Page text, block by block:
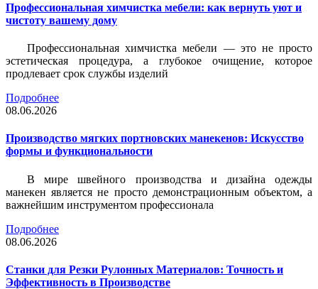
Профессиональная химчистка мебели: как вернуть уют и
чистоту вашему дому
Профессиональная химчистка мебели — это не просто
эстетическая процедура, а глубокое очищение, которое
продлевает срок службы изделий
Подробнее
08.06.2026
Производство мягких портновских манекенов: Искусство
формы и функциональности
В мире швейного производства и дизайна одежды
манекен является не просто демонстрационным объектом, а
важнейшим инструментом профессионала
Подробнее
08.06.2026
Станки для Резки Рулонных Материалов: Точность и
Эффективность в Производстве